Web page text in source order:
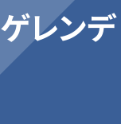
ゲレンデ